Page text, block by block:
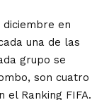
en
una de las
grupo se
son cuatro
el Ranking FIFA.